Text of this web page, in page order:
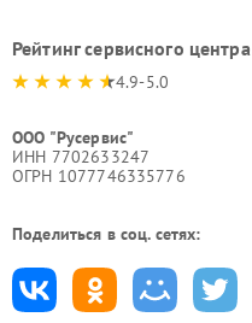
Рейтинг сервисного центра
4.9-5.0
ООО "Русервис"
ИНН 7702633247
ОГРН 1077746335776
Поделиться в соц. сетях: